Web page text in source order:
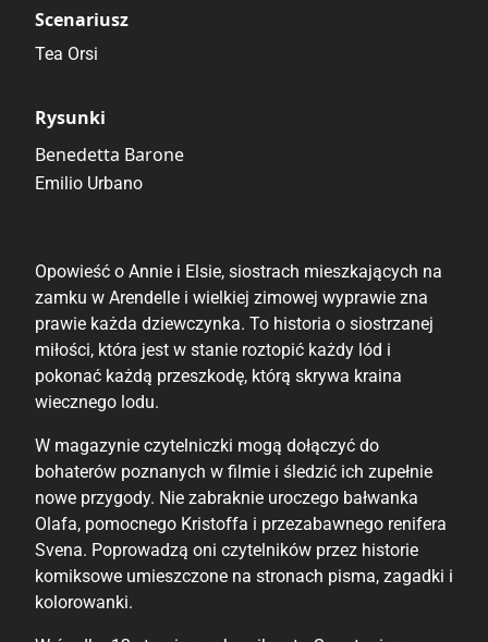
Scenariusz
Tea Orsi
Rysunki
Benedetta Barone
Emilio Urbano
Opowieść o Annie i Elsie, siostrach mieszkających na
zamku w Arendelle i wielkiej zimowej wyprawie zna
prawie każda dziewczynka. To historia o siostrzanej
miłości, która jest w stanie roztopić każdy lód i
pokonać każdą przeszkodę, którą skrywa kraina
wiecznego lodu.
W magazynie czytelniczki mogą dołączyć do
bohaterów poznanych w filmie i śledzić ich zupełnie
nowe przygody. Nie zabraknie uroczego bałwanka
Olafa, pomocnego Kristoffa i przezabawnego renifera
Svena. Poprowadzą oni czytelników przez historie
komiksowe umieszczone na stronach pisma, zagadki i
kolorowanki.